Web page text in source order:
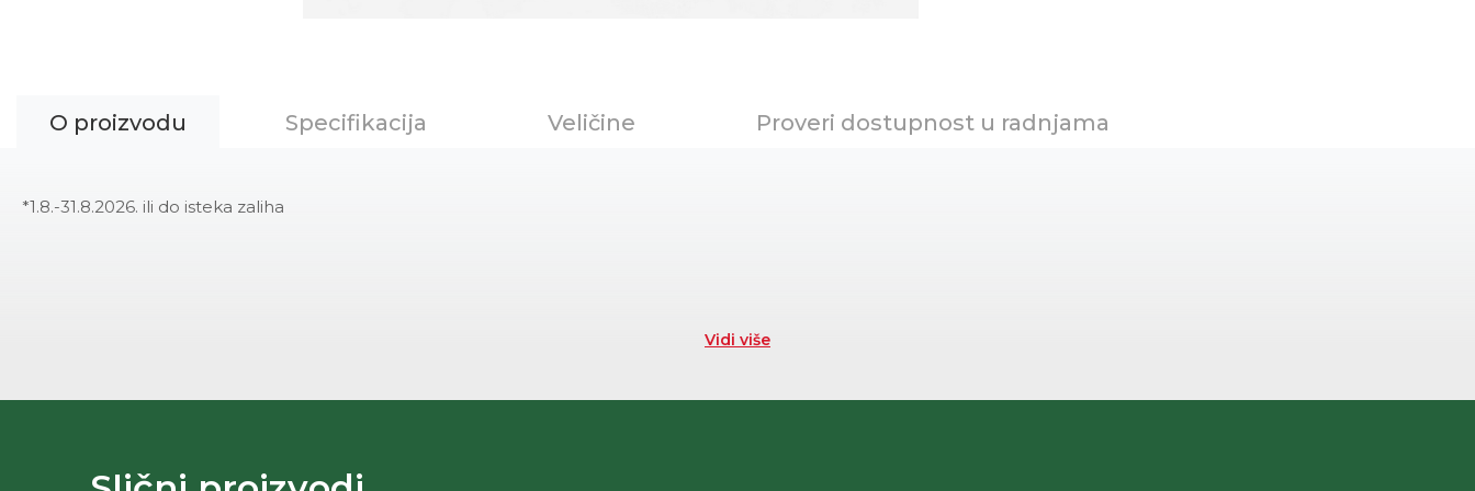
O proizvodu Specifikacija Veličine Proveri dostupnost u radnjama
*1.8.-31.8.2026. ili do isteka zaliha
Vidi više